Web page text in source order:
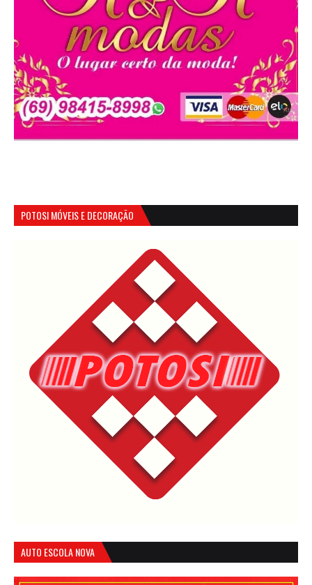
POTOSI MÓVEIS E DECORAÇÃO
AUTO ESCOLA NOVA